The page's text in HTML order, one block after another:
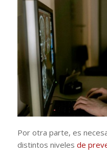
Por otra parte, es
distintos niveles de